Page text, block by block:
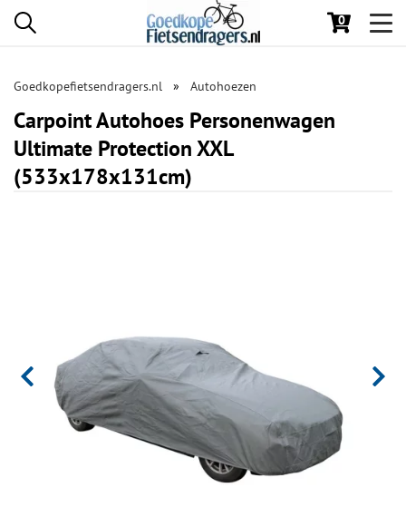
0
Goedkopefietsendragers.nl Autohoezen
Carpoint Autohoes Personenwagen
Ultimate Protection XXL
(533x178x131cm)